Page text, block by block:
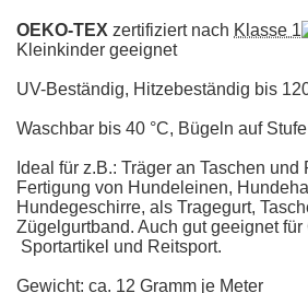
OEKO-TEX zertifiziert nach Klasse 1
Kleinkinder geeignet
UV-Beständig, Hitzebeständig bis
Waschbar bis 40 °C, Bügeln auf
Ideal für z.B.: Träger an Taschen
Fertigung von Hundeleinen,
Hundegeschirre, als Tragegurt,
Zügelgurtband. Auch gut geeignet für
Sportartikel und Reitsport.
Gewicht: ca. 12 Gramm je Meter